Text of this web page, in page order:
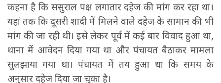
कहना है कि ससुराल पक्ष लगातार दहेज की मांग कर रहा था।
यहां तक कि दूसरी शादी में मिलने वाले दहेज के सामान की भी
मांग की जा रही थी। इसे लेकर पूर्व में कई बार विवाद हुआ था,
थाना में आवेदन दिया गया था और पंचायत बैठाकर मामला
सुलझाया गया था। पंचायत में तय हुआ था कि समय के
अनुसार दहेज दिया जा चुका है।